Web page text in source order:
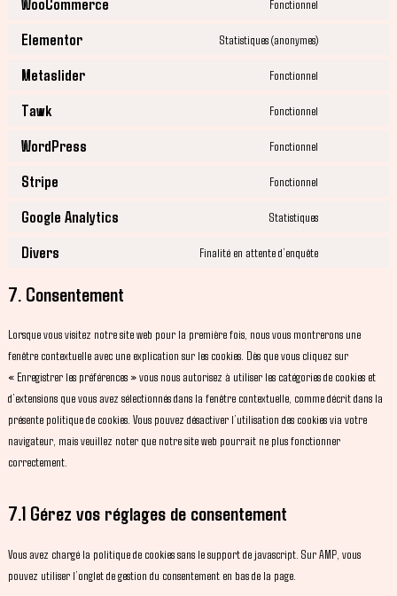
WooCommerce Fonctionnel
Elementor Statistiques (anonymes)
Metaslider Fonctionnel
Tawk Fonctionnel
WordPress Fonctionnel
Stripe Fonctionnel
Google Analytics Statistiques
Divers Finalité en attente d’enquête
7. Consentement
Lorsque vous visitez notre site web pour la première fois, nous vous montrerons une
fenêtre contextuelle avec une explication sur les cookies. Dès que vous cliquez sur
« Enregistrer les préférences » vous nous autorisez à utiliser les catégories de cookies et
d’extensions que vous avez sélectionnés dans la fenêtre contextuelle, comme décrit dans la
présente politique de cookies. Vous pouvez désactiver l’utilisation des cookies via votre
navigateur, mais veuillez noter que notre site web pourrait ne plus fonctionner
correctement.
7.1 Gérez vos réglages de consentement
Vous avez chargé la politique de cookies sans le support de javascript. Sur AMP, vous
pouvez utiliser l’onglet de gestion du consentement en bas de la page.